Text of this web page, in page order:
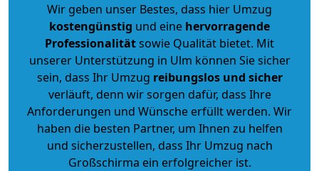
Wir geben unser Bestes, dass hier Umzug
kostengünstig und eine hervorragende
Professionalitätsowie Qualität bietet. Mit
unserer Unterstützung in Ulm können Sie sicher
sein, dass Ihr Umzug reibungslos und sicher
verläuft, denn wir sorgen dafür, dass Ihre
Anforderungen und Wünsche erfüllt werden. Wir
haben die besten Partner, um Ihnen zu helfen
und sicherzustellen, dass Ihr Umzug nach
Großschirma ein erfolgreicher ist.